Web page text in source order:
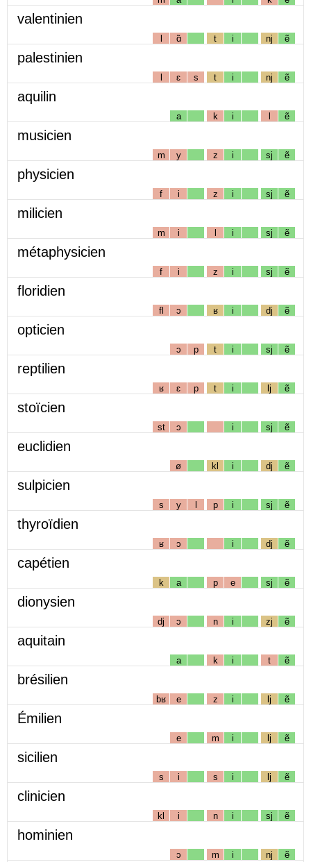
valentinien
l ɑ̃ t i nj ẽ
palestinien
l ɛ s t i nj ẽ
aquilin
a k i l ẽ
musicien
m y z i sj ẽ
physicien
f i z i sj ẽ
milicien
m i l i sj ẽ
métaphysicien
f i z i sj ẽ
floridien
fl ɔ ʁ i dj ẽ
opticien
ɔ p t i sj ẽ
reptilien
ʁ ɛ p t i lj ẽ
stoïcien
st ɔ i sj ẽ
euclidien
ø kl i dj ẽ
sulpicien
s y l p i sj ẽ
thyroïdien
ʁ ɔ i dj ẽ
capétien
k a p e sj ẽ
dionysien
dj ɔ n i zj ẽ
aquitain
a k i t ẽ
brésilien
bʁ e z i lj ẽ
Émilien
e m i lj ẽ
sicilien
s i s i lj ẽ
clinicien
kl i n i sj ẽ
hominien
ɔ m i nj ẽ